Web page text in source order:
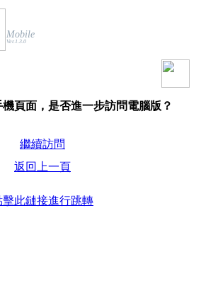
Mobile
Ver.1.3.0
頁面，是否進一步訪問電腦版？
繼續訪問
返回上一頁
擊此鏈接進行跳轉